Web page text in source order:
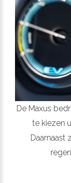
De Maxus
te kiezen
Daarnaast